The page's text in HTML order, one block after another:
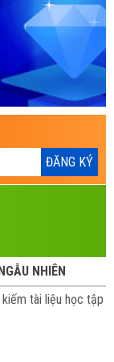
NHIÊN
tài liệu học tập